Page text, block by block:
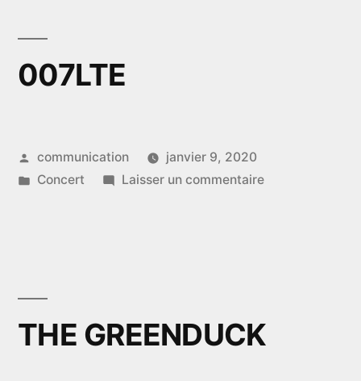
007LTE
Publié
par
communication
janvier 9, 2020
Publié
Concert Laisser un commentairesur
THE GREENDUCK